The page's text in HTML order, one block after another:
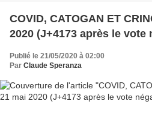
COVID, CATOGAN ET
2020 (J+4173 après le
Publié le 21/05/2020 à 02:00
Par Claude Speranza